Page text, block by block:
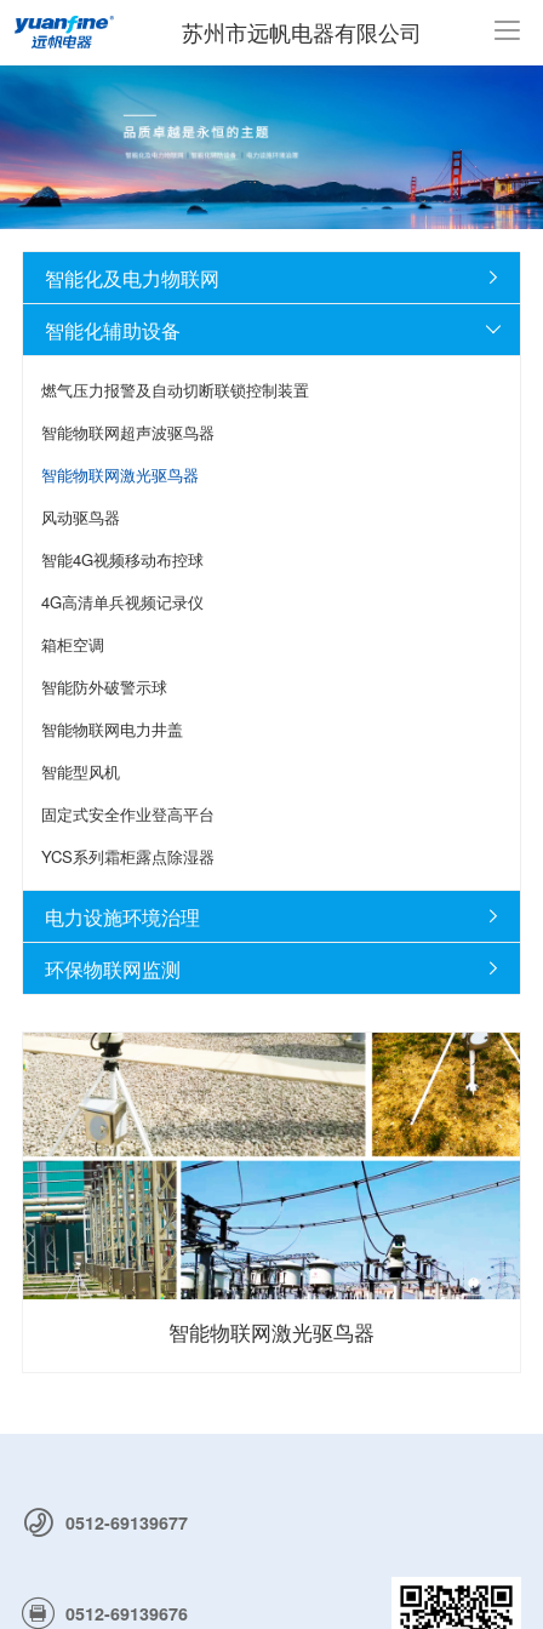
苏州市远帆电器有限公司
智能化及电力物联网 
智能化辅助设备 
燃气压力报警及自动切断联锁控制装置
智能物联网超声波驱鸟器
智能物联网激光驱鸟器
风动驱鸟器
智能4G视频移动布控球
4G高清单兵视频记录仪
箱柜空调
智能防外破警示球
智能物联网电力井盖
智能型风机
固定式安全作业登高平台
YCS系列霜柜露点除湿器
电力设施环境治理 
环保物联网监测 
智能物联网激光驱鸟器
0512-69139677
0512-69139676